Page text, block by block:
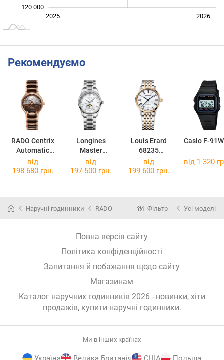
120 000
L
Січ. 2025
Лип.
2027 2026
2025
Рекомендуємо
RADO Centrix
Automatic
Diamonds
Open Heart
Longines
Master
Collection
L2.409.4.87.6
Louis Erard
68235
CB04.BMA54
Casio F-
від
198 680 грн.
від
197 500 грн.
від
199 600 грн.
від 1 320
Наручні годинники RADO Фільтр Усі моделі
Повна версія сайту
Політика конфіденційності
Запитання й побажання щодо сайту
Магазинам
Каталог наручних годинників 2026 - новинки, хіти
продажів, купити наручні годинники.
Ми в інших країнах